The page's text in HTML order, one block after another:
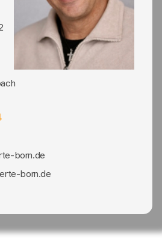
born.de
born.de